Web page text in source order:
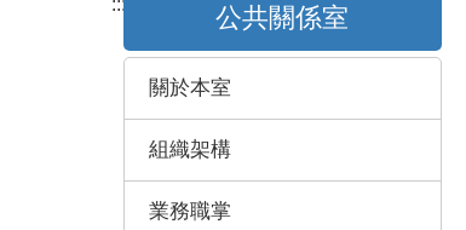
::: 公共關係室
關於本室
組織架構
業務職掌